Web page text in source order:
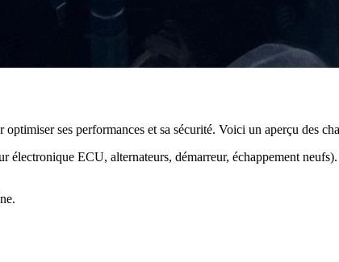
ses performances et sa sécurité. Voici un aperçu des
électronique ECU, alternateurs, démarreur, échappement neufs).